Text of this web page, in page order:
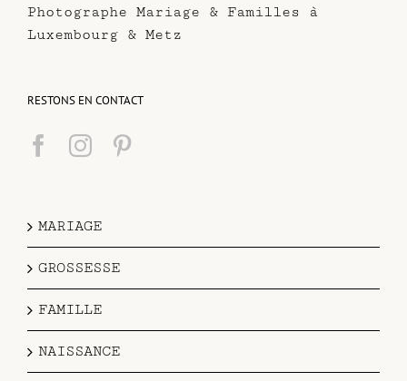
Photographe Mariage & Familles à
Luxembourg & Metz
RESTONS EN CONTACT
MARIAGE
GROSSESSE
FAMILLE
NAISSANCE